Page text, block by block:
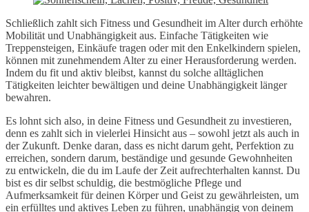
Schließlich zahlt sich Fitness und Gesundheit im Alter durch erhöhte
Mobilität und Unabhängigkeit aus. Einfache Tätigkeiten wie
Treppensteigen, Einkäufe tragen oder mit den Enkelkindern spielen,
können mit zunehmendem Alter zu einer Herausforderung werden.
Indem du fit und aktiv bleibst, kannst du solche alltäglichen
Tätigkeiten leichter bewältigen und deine Unabhängigkeit länger
bewahren.
Es lohnt sich also, in deine Fitness und Gesundheit zu investieren,
denn es zahlt sich in vielerlei Hinsicht aus – sowohl jetzt als auch in
der Zukunft. Denke daran, dass es nicht darum geht, Perfektion zu
erreichen, sondern darum, beständige und gesunde Gewohnheiten
zu entwickeln, die du im Laufe der Zeit aufrechterhalten kannst. Du
bist es dir selbst schuldig, die bestmögliche Pflege und
Aufmerksamkeit für deinen Körper und Geist zu gewährleisten, um
ein erfülltes und aktives Leben zu führen, unabhängig von deinem